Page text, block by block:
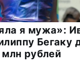
я мужа»:
Бегаку
млн рублей